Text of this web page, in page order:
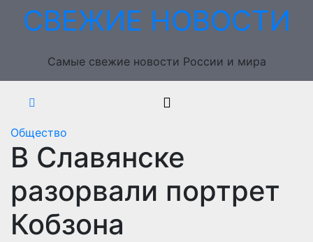
ПерейтиСВЕЖИЕ НОВОСТИ
Самые свежие новости России и мира
Общество
В Славянске
разорвали портрет
Кобзона